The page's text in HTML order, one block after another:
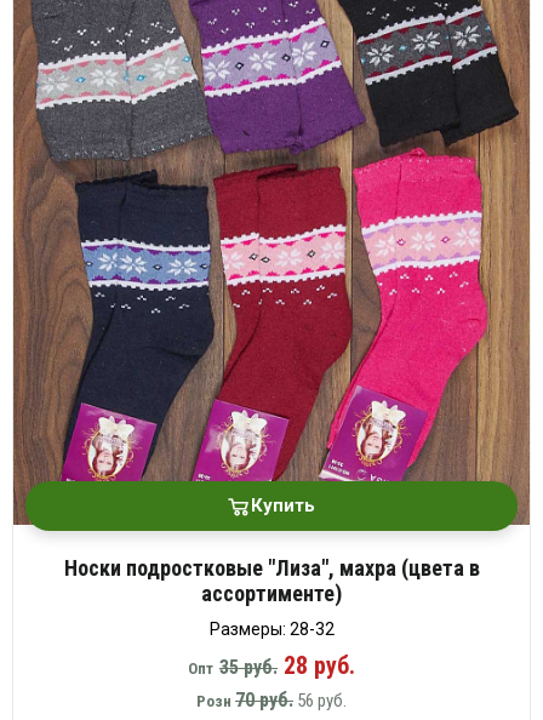
Купить
Носки подростковые "Лиза", махра (цвета в
ассортименте)
Размеры: 28-32
Опт 35 руб. 28 руб.
Розн 70 руб. 56 руб.